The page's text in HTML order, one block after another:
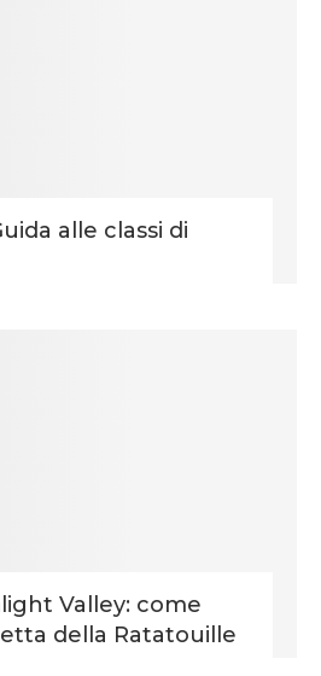
alle classi di
Valley: come
della Ratatouille